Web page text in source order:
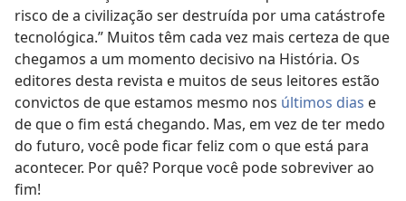
risco de a civilização ser destruída por uma catástrofe
tecnológica.” Muitos têm cada vez mais certeza de que
chegamos a um momento decisivo na História. Os
editores desta revista e muitos de seus leitores estão
convictos de que estamos mesmo nos últimos dias e
de que o fim está chegando. Mas, em vez de ter medo
do futuro, você pode ficar feliz com o que está para
acontecer. Por quê? Porque você pode sobreviver ao
fim!